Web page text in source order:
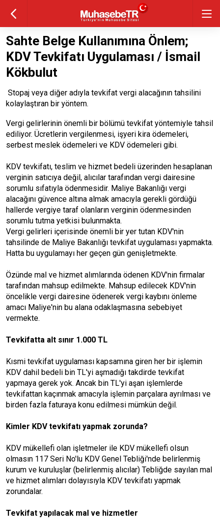
Sahte Belge Kullanımına Önlem;
KDV Tevkifatı Uygulaması / İsmail
Kökbulut
Stopaj veya diğer adıyla tevkifat vergi alacağının tahsilini
kolaylaştıran bir yöntem.
Vergi gelirlerinin önemli bir bölümü tevkifat yöntemiyle tahsil
ediliyor. Ücretlerin vergilenmesi, işyeri kira ödemeleri,
serbest meslek ödemeleri ve KDV ödemeleri gibi.
KDV tevkifatı, teslim ve hizmet bedeli üzerinden hesaplanan
verginin satıcıya değil, alıcılar tarafından vergi dairesine
sorumlu sıfatıyla ödenmesidir. Maliye Bakanlığı vergi
alacağını güvence altına almak amacıyla gerekli gördüğü
hallerde vergiye taraf olanların verginin ödenmesinden
sorumlu tutma yetkisi bulunmakta.
Vergi gelirleri içerisinde önemli bir yer tutan KDV'nin
tahsilinde de Maliye Bakanlığı tevkifat uygulaması yapmakta.
Hatta bu uygulamayı her geçen gün genişletmekte.
Özünde mal ve hizmet alımlarında ödenen KDV'nin firmalar
tarafından mahsup edilmekte. Mahsup edilecek KDV'nin
öncelikle vergi dairesine ödenerek vergi kaybını önleme
amacı Maliye'nin bu alana odaklaşmasına sebebiyet
vermekte.
Tevkifatta alt sınır 1.000 TL
Kısmi tevkifat uygulaması kapsamına giren her bir işlemin
KDV dahil bedeli bin TL'yi aşmadığı takdirde tevkifat
yapmaya gerek yok. Ancak bin TL'yi aşan işlemlerde
tevkifattan kaçınmak amacıyla işlemin parçalara ayrılması ve
birden fazla faturaya konu edilmesi mümkün değil.
Kimler KDV tevkifatı yapmak zorunda?
KDV mükellefi olan işletmeler ile KDV mükellefi olsun
olmasın 117 Seri No'lu KDV Genel Tebliği'nde belirlenmiş
kurum ve kuruluşlar (belirlenmiş alıcılar) Tebliğde sayılan mal
ve hizmet alımları dolayısıyla KDV tevkifatı yapmak
zorundalar.
Tevkifat yapılacak mal ve hizmetler